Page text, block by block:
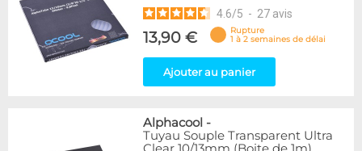
4.6/5 - 27 avis
13,90 €
Rupture
1 à 2 semaines de délai
Ajouter au panier
Alphacool -
Tuyau Souple Transparent Ultra